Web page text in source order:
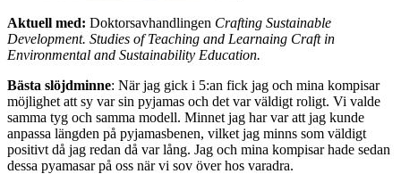
Aktuell med: Doktorsavhandlingen Crafting Sustainable
Development. Studies of Teaching and Learnaing Craft in
Environmental and Sustainability Education.
Bästa slöjdminne: När jag gick i 5:an fick jag och mina kompisar
möjlighet att sy var sin pyjamas och det var väldigt roligt. Vi valde
samma tyg och samma modell. Minnet jag har var att jag kunde
anpassa längden på pyjamasbenen, vilket jag minns som väldigt
positivt då jag redan då var lång. Jag och mina kompisar hade sedan
dessa pyamasar på oss när vi sov över hos varadra.